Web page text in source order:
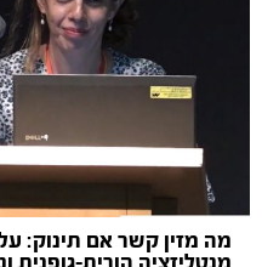
מה מזין קשר אם תינוק:
מנטליזציה הורית-גופנית